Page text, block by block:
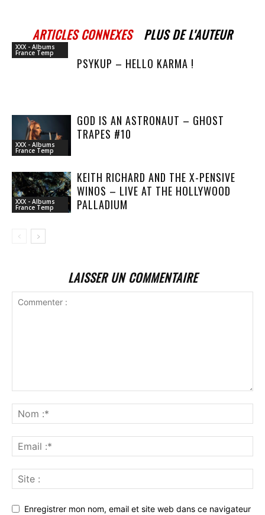
ARTICLES CONNEXES PLUS DE L'AUTEUR
XXX - Albums
France Temp
PSYKUP – HELLO KARMA !
XXX - Albums
France Temp
GOD IS AN ASTRONAUT – GHOST
TRAPES #10
XXX - Albums
France Temp
KEITH RICHARD AND THE X-PENSIVE
WINOS – LIVE AT THE HOLLYWOOD
PALLADIUM
LAISSER UN COMMENTAIRE
Enregistrer mon nom, email et site web dans ce navigateur